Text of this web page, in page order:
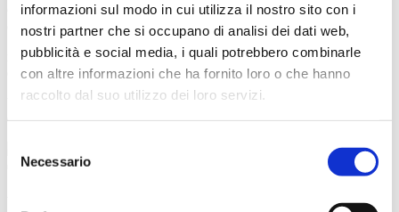
informazioni sul modo in cui utilizza il nostro sito con i
nostri partner che si occupano di analisi dei dati web,
pubblicità e social media, i quali potrebbero combinarle
con altre informazioni che ha fornito loro o che hanno
raccolto dal suo utilizzo dei loro servizi.
delNecessario
GIAVERA DEL MONTELLO: per chiusura di via Pedemontana
causa lavori, lunedì 20 e martedì 21 luglio lalinea 116
non servirà le fermate "Agnoletti" e "Giavera Municipio" (nella sola
direzione Nervesa d. Battagliacod.113200);
bisognerà quindi portarsi in alternativa alla fermata Bazzichet e
Giavera Municipio direzione Arcade.
08-07-2026
Maggiori dettagli